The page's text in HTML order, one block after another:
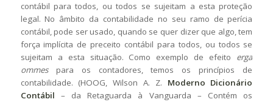
contábil para todos, ou todos se sujeitam a esta proteção
legal. No âmbito da contabilidade no seu ramo de perícia
contábil, pode ser usado, quando se quer dizer que algo, tem
força implícita de preceito contábil para todos, ou todos se
sujeitam a esta situação. Como exemplo de efeito erga
ommespara os contadores, temos os princípios de
contabilidade. (HOOG, Wilson A. Z. Moderno Dicionário
Contábil – da Retaguarda à Vanguarda – Contém os